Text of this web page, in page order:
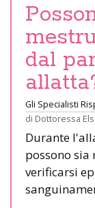
dal
Gli Specialisti
di Dottoressa
Durante
possono
verificarsi